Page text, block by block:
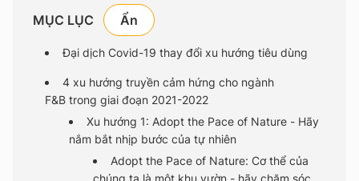
MỤC LỤC
Đại dịch Covid-19 thay đổi xu hướng tiêu dùng
4 xu hướng truyền cảm hứng cho ngành
F&B trong giai đoạn 2021-2022
Xu hướng 1: Adopt the Pace of Nature - Hãy
nắm bắt nhịp bước của tự nhiên
Adopt the Pace of Nature: Cơ thể của
chúng ta là một khu vườn - hãy chăm sóc